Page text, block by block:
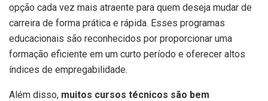
opção cada vez mais atraente para quem deseja mudar de
carreira de forma prática e rápida. Esses programas
educacionais são reconhecidos por proporcionar uma
formação eficiente em um curto período e oferecer altos
índices de empregabilidade.
Além disso, muitos cursos técnicos são bem